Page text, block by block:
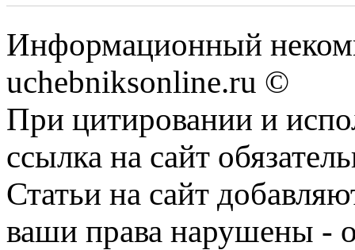
Информационный
uchebniksonline.ru ©
При цитировании и
ссылка на сайт
Статьи на сайт
ваши права нарушены -